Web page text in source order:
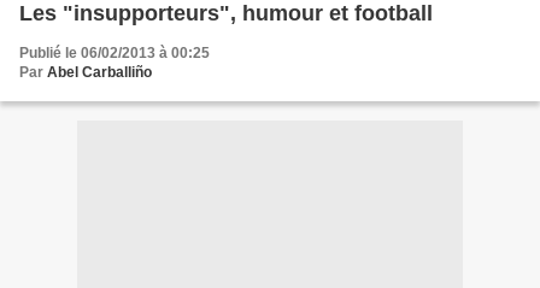
Les "insupporteurs", humour et football
Publié le 06/02/2013 à 00:25
Par Abel Carballiño